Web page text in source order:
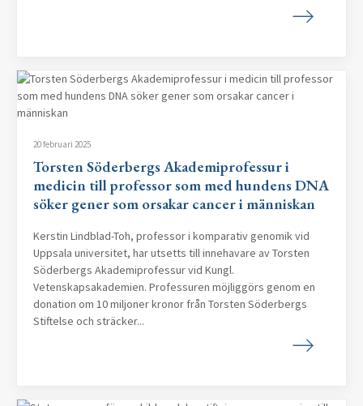
20 februari 2025
Torsten Söderbergs Akademiprofessur i
medicin till professor som med hundens DNA
söker gener som orsakar cancer i människan
Kerstin Lindblad-Toh, professor i komparativ genomik vid
Uppsala universitet, har utsetts till innehavare av Torsten
Söderbergs Akademiprofessur vid Kungl.
Vetenskapsakademien. Professuren möjliggörs genom en
donation om 10 miljoner kronor från Torsten Söderbergs
Stiftelse och sträcker...